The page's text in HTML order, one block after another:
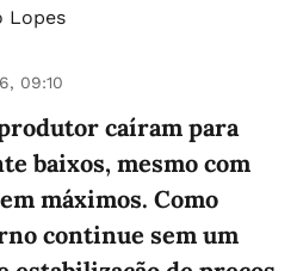
Lopes
09:10
caíram para
baixos, mesmo com
máximos. Como
continue sem um